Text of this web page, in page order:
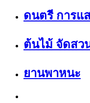
ดนตรี การแ
ต้นไม้ จัดสว
ยานพาหนะ